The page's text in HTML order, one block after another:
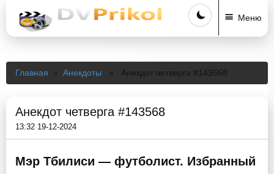
Меню
Главная » Анекдоты » Анекдот четверга #143568
Анекдот четверга #143568
13:32 19-12-2024
Мэр Тбилиси — футболист. Избранный